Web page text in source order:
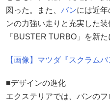
図った。また、 バンには近
ンの力強い走りと充実した
「BUSTER TURBO」を新た
【画像】マツダ『スクラム
■デザインの進化
エクステリアでは、バンの